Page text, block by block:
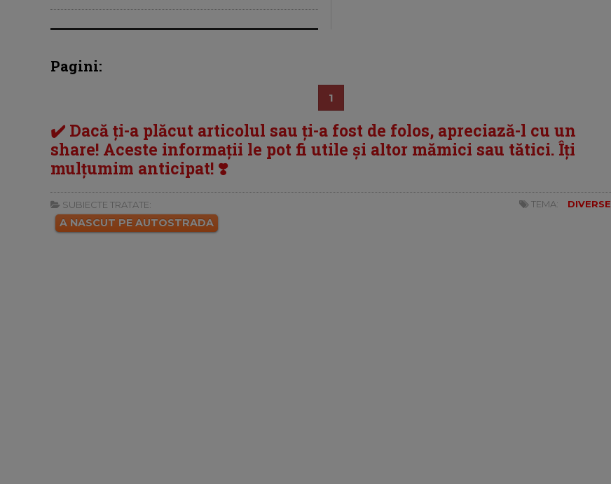
Pagini:
1
✔️ Dacă ți-a plăcut articolul sau ți-a fost de folos, apreciază-l cu un
share! Aceste informații le pot fi utile și altor mămici sau tătici. Îți
mulțumim anticipat! ❣️
SUBIECTE TRATATE:
A NASCUT PE AUTOSTRADA
TEMA: DIVERSE